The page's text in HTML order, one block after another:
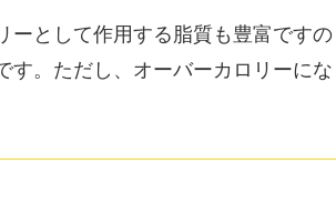
ーとして作用する脂質も豊富ですの
す。ただし、オーバーカロリーにな